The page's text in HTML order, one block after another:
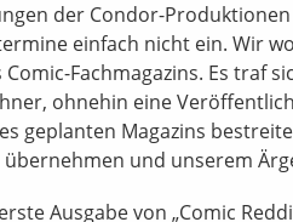
der Condor-
einfach nicht ein. Wir
Fachmagazins. Es traf
ohnehin eine
geplanten Magazins
und unserem
Ausgabe von „Comic